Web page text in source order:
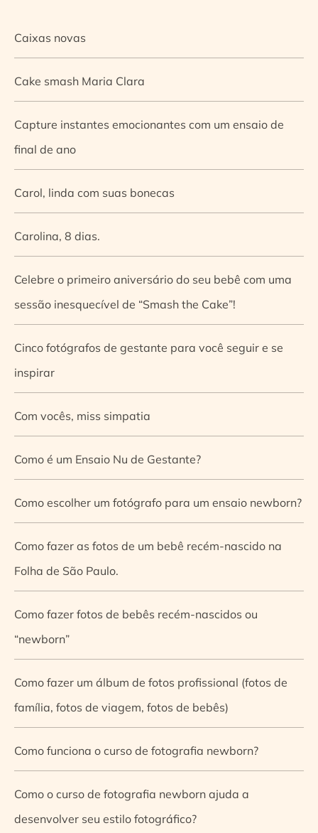
Caixas novas
Cake smash Maria Clara
Capture instantes emocionantes com um ensaio de
final de ano
Carol, linda com suas bonecas
Carolina, 8 dias.
Celebre o primeiro aniversário do seu bebê com uma
sessão inesquecível de “Smash the Cake”!
Cinco fotógrafos de gestante para você seguir e se
inspirar
Com vocês, miss simpatia
Como é um Ensaio Nu de Gestante?
Como escolher um fotógrafo para um ensaio newborn?
Como fazer as fotos de um bebê recém-nascido na
Folha de São Paulo.
Como fazer fotos de bebês recém-nascidos ou
“newborn”
Como fazer um álbum de fotos profissional (fotos de
família, fotos de viagem, fotos de bebês)
Como funciona o curso de fotografia newborn?
Como o curso de fotografia newborn ajuda a
desenvolver seu estilo fotográfico?